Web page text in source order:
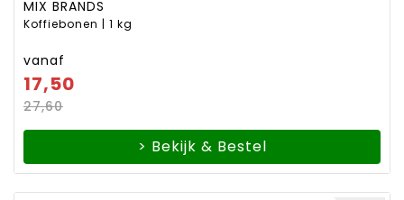
MIX BRANDS
Koffiebonen | 1 kg
vanaf
17,50
27,60
> Bekijk & Bestel